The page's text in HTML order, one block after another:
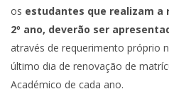
os estudantes que realizam a
2º ano, deverão ser
através de requerimento próprio
último dia de renovação de
Académico de cada ano.